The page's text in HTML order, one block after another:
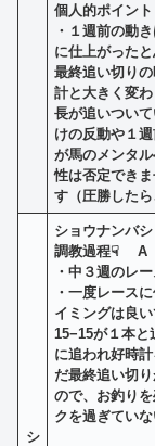
個人的ポイント
・１週前の動
に仕上がった
最終追い切り
計と大きく変
長が追いつい
けの反動や１
が馬のメンタ
性は否定でき
す（圧勝したら
シ
ショウナンバシ
調教過程☟
A
・中３週のレ
・一度レース
イミングは良
15−15が１本と
に追われ好時
だ最終追い切
ので、お釣り
クを過ぎてい